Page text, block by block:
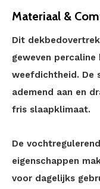
Materiaal &
Dit
geweven
weefdichtheid. De
ademend aan en
fris slaapklimaat.
De
eigenschappen
voor dagelijks